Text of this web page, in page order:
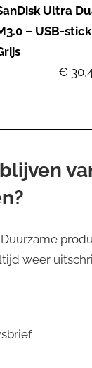
Ultra
– USB-
€
weer